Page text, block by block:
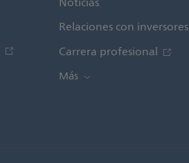
Relaciones con inversores
Carrera profesional
Más